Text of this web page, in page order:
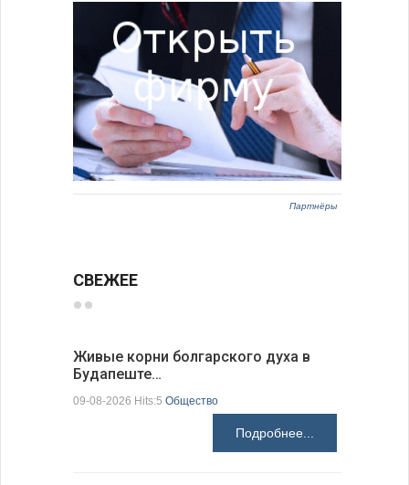
Партнёры
СВЕЖЕЕ
Живые корни болгарского духа в
Будапеште…
09-08-2026 Hits:5 Общество
Подробнее...